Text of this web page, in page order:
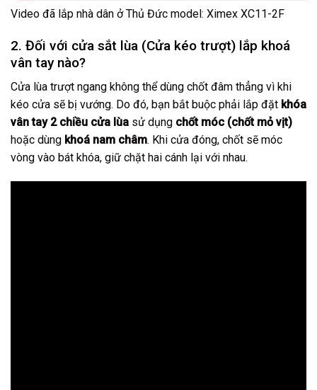
Video đã lắp nhà dân ở Thủ Đức model: Ximex XC11-2F
2. Đối với cửa sắt lùa (Cửa kéo trượt) lắp khoá
vân tay nào?
Cửa lùa trượt ngang không thể dùng chốt đâm thẳng vì khi
kéo cửa sẽ bị vướng. Do đó, bạn bắt buộc phải lắp đặt khóa
vân tay 2 chiều cửa lùa sử dụng chốt móc (chốt mỏ vịt)
hoặc dùng khoá nam châm. Khi cửa đóng, chốt sẽ móc
vòng vào bát khóa, giữ chặt hai cánh lại với nhau.